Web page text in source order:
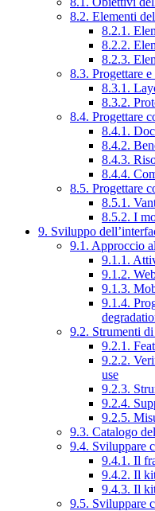
8.2. Elementi
8.2.1.
8.2.2.
8.2.3.
8.3. Progettare
8.3.1.
8.3.2.
8.4. Progettare
8.4.1.
8.4.2.
8.4.3.
8.4.4.
8.5. Progettare
8.5.1.
8.5.2. I
9. Sviluppo
9.1. Approccio
9.1.1.
9.1.2.
9.1.3.
9.1.4.
9.2. Strumenti
9.2.1.
9.2.2.
use
9.2.3.
9.2.4.
9.2.5.
9.3. Catalogo
9.4. Sviluppare
9.4.1. Il
9.4.2. Il
9.4.3. Il
9.5. Sviluppare